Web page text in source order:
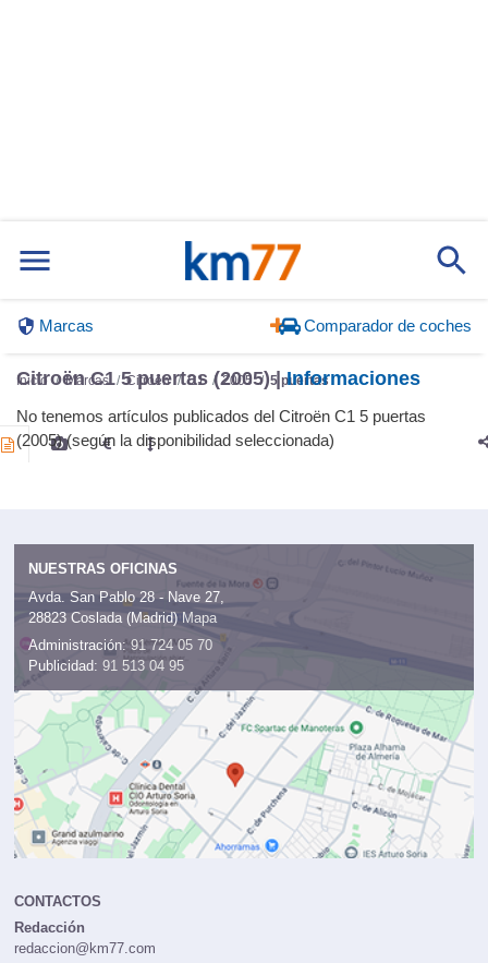
Marcas Comparador de coches
Inicio Marcas Citroën C1 2005 5 puertas
Citroën C1 5 puertas (2005) |Informaciones
No tenemos artículos publicados del Citroën C1 5 puertas
(2005) (según la disponibilidad seleccionada)
NUESTRAS OFICINAS
Avda. San Pablo 28 - Nave 27,
28823 Coslada (Madrid) Mapa
Administración: 91 724 05 70
Publicidad: 91 513 04 95
CONTACTOS
Redacción
redaccion@km77.com